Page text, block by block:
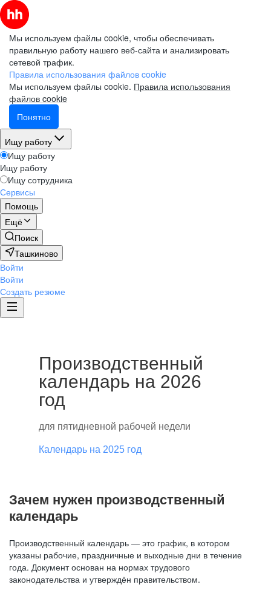
Мы используем файлы cookie, чтобы обеспечивать
правильную работу нашего веб-сайта и анализировать
сетевой трафик.
Правила использования файлов cookie
Мы используем файлы cookie. Правила использования
файлов cookie
Понятно
Ищу работу
Ищу работу
Ищу работу
Ищу сотрудника
Сервисы
Помощь
Ещё
Поиск
Ташкиново
Войти
Войти
Создать резюме
Производственный
календарь на 2026
год
для пятидневной рабочей недели
Календарь на 2025 год
Зачем нужен производственный
календарь
Производственный календарь — это график, в котором
указаны рабочие, праздничные и выходные дни в течение
года. Документ основан на нормах трудового
законодательства и утверждён правительством.